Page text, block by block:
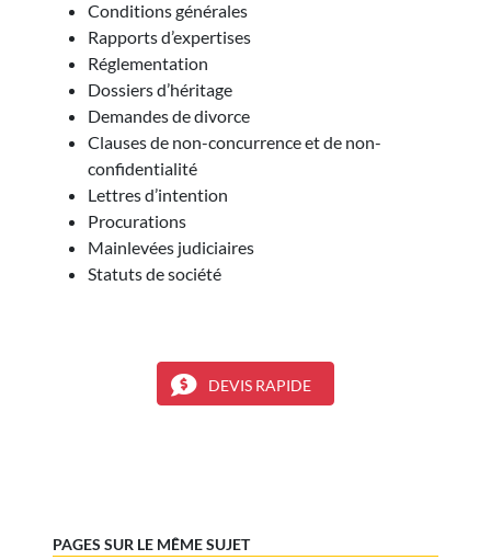
Conditions générales
Rapports d’expertises
Réglementation
Dossiers d’héritage
Demandes de divorce
Clauses de non-concurrence et de non-
confidentialité
Lettres d’intention
Procurations
Mainlevées judiciaires
Statuts de société
DEVIS RAPIDE
PAGES SUR LE MÊME SUJET